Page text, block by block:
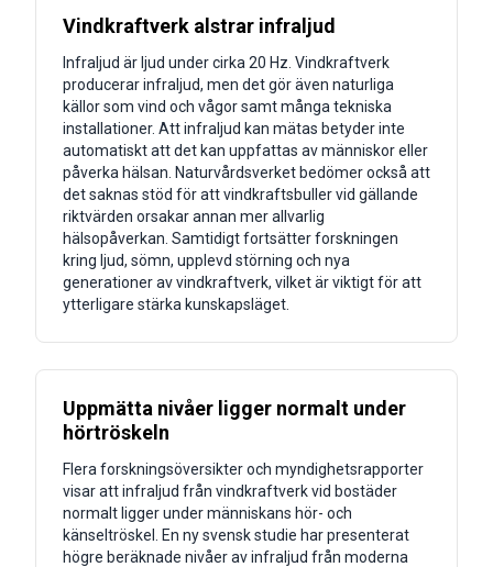
Vindkraftverk alstrar infraljud
Infraljud är ljud under cirka 20 Hz. Vindkraftverk
producerar infraljud, men det gör även naturliga
källor som vind och vågor samt många tekniska
installationer. Att infraljud kan mätas betyder inte
automatiskt att det kan uppfattas av människor eller
påverka hälsan. Naturvårdsverket bedömer också att
det saknas stöd för att vindkraftsbuller vid gällande
riktvärden orsakar annan mer allvarlig
hälsopåverkan. Samtidigt fortsätter forskningen
kring ljud, sömn, upplevd störning och nya
generationer av vindkraftverk, vilket är viktigt för att
ytterligare stärka kunskapsläget.
Uppmätta nivåer ligger normalt under
hörtröskeln
Flera forskningsöversikter och myndighetsrapporter
visar att infraljud från vindkraftverk vid bostäder
normalt ligger under människans hör- och
känseltröskel. En ny svensk studie har presenterat
högre beräknade nivåer av infraljud från moderna